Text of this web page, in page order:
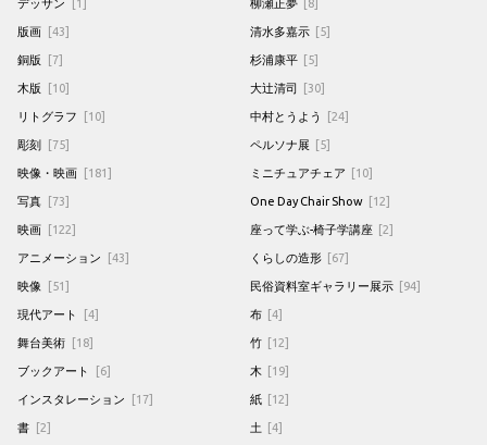
版画 [43]
銅版 [7]
木版 [10]
リトグラフ [10]
彫刻 [75]
映像・映画 [181]
写真 [73]
映画 [122]
アニメーション [43]
映像 [51]
現代アート [4]
舞台美術 [18]
ブックアート [6]
インスタレーション [17]
書 [2]
清水多嘉示 [5]
杉浦康平 [5]
大辻清司 [30]
中村とうよう [24]
ペルソナ展 [5]
ミニチュアチェア [10]
One Day Chair Show [12]
座って学ぶ-椅子学講座 [2]
くらしの造形 [67]
民俗資料室ギャラリー展示 [94]
布 [4]
竹 [12]
木 [19]
紙 [12]
土 [4]